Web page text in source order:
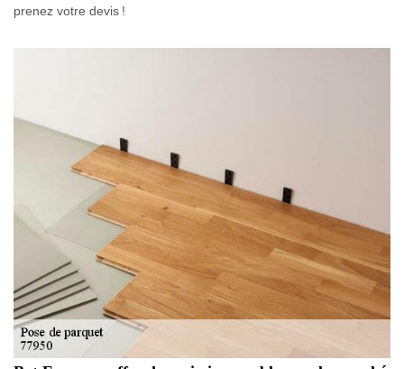
prenez votre devis !